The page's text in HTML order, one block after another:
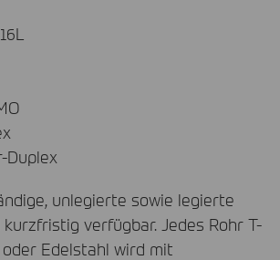
Duplex
unlegierte sowie legierte
verfügbar. Jedes Rohr T-
Edelstahl wird mit